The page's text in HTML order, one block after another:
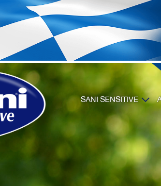
SANI SENSITIVE